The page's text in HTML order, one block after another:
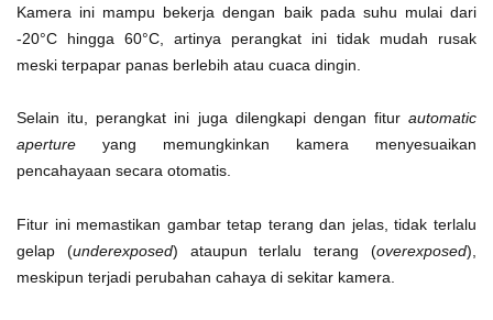
Kamera ini mampu bekerja dengan baik pada suhu mulai dari
-20°C hingga 60°C, artinya perangkat ini tidak mudah rusak
meski terpapar panas berlebih atau cuaca dingin.
Selain itu, perangkat ini juga dilengkapi dengan fitur automatic
aperture yang memungkinkan kamera menyesuaikan
pencahayaan secara otomatis.
Fitur ini memastikan gambar tetap terang dan jelas, tidak terlalu
gelap (underexposed) ataupun terlalu terang (overexposed),
meskipun terjadi perubahan cahaya di sekitar kamera.